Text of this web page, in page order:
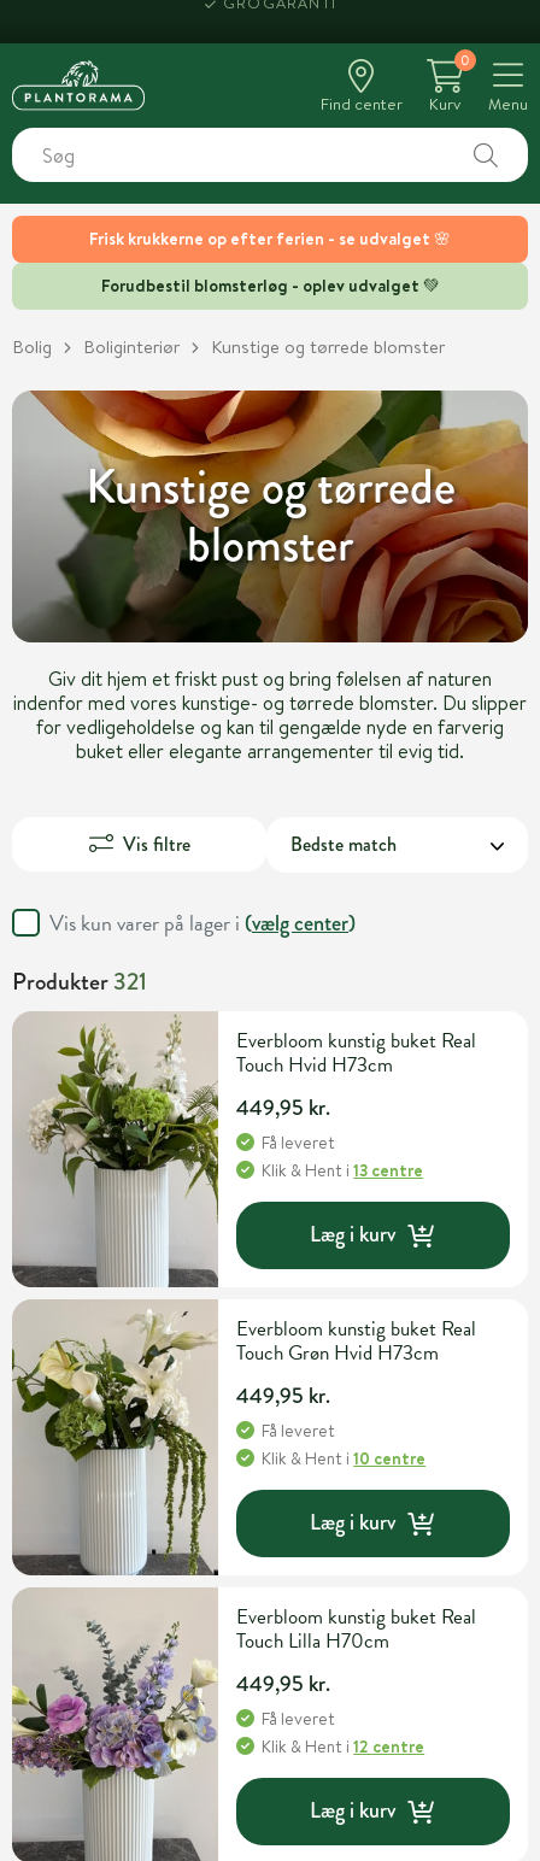
Frisk krukkerne op efter ferien - se udvalget 🌸
Forudbestil blomsterløg - oplev udvalget 💚
Find center
0
Kurv
Menu
Bolig Boliginteriør Kunstige og tørrede blomster
Kunstige og tørrede
blomster
Giv dit hjem et friskt pust og bring følelsen af naturen
indenfor med vores kunstige- og tørrede blomster. Du slipper
for vedligeholdelse og kan til gengælde nyde en farverig
buket eller elegante arrangementer til evig tid.
Vis filtre
Vis kun varer på lager i (vælg center)
Produkter321
Everbloom kunstig buket Real
Touch Hvid H73cm
449,95 kr.
Få leveret
Klik & Hent i13 centre
Læg i kurv
Everbloom kunstig buket Real
Touch Grøn Hvid H73cm
449,95 kr.
Få leveret
Klik & Hent i10 centre
Læg i kurv
Everbloom kunstig buket Real
Touch Lilla H70cm
449,95 kr.
Få leveret
Klik & Hent i12 centre
Læg i kurv